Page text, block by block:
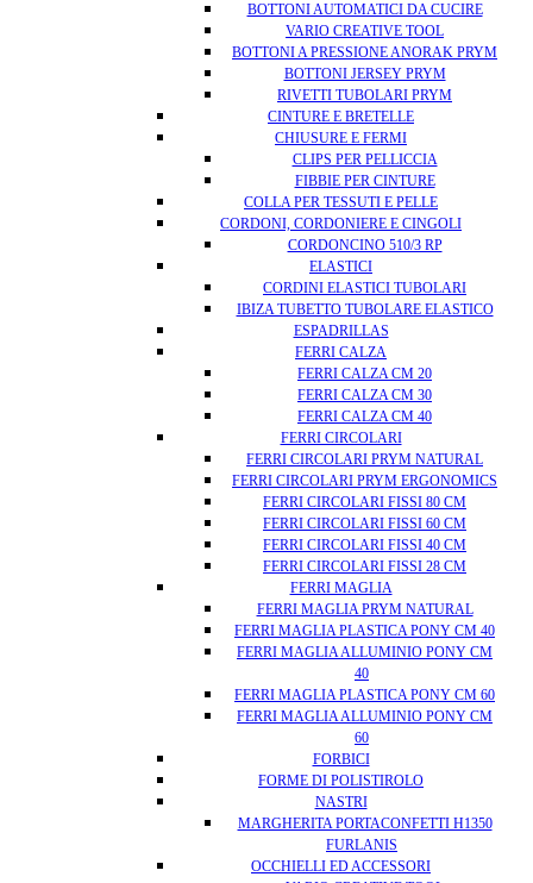
BOTTONI AUTOMATICI DA CUCIRE
VARIO CREATIVE TOOL
BOTTONI A PRESSIONE ANORAK PRYM
BOTTONI JERSEY PRYM
RIVETTI TUBOLARI PRYM
CINTURE E BRETELLE
CHIUSURE E FERMI
CLIPS PER PELLICCIA
FIBBIE PER CINTURE
COLLA PER TESSUTI E PELLE
CORDONI, CORDONIERE E CINGOLI
CORDONCINO 510/3 RP
ELASTICI
CORDINI ELASTICI TUBOLARI
IBIZA TUBETTO TUBOLARE ELASTICO
ESPADRILLAS
FERRI CALZA
FERRI CALZA CM 20
FERRI CALZA CM 30
FERRI CALZA CM 40
FERRI CIRCOLARI
FERRI CIRCOLARI PRYM NATURAL
FERRI CIRCOLARI PRYM ERGONOMICS
FERRI CIRCOLARI FISSI 80 CM
FERRI CIRCOLARI FISSI 60 CM
FERRI CIRCOLARI FISSI 40 CM
FERRI CIRCOLARI FISSI 28 CM
FERRI MAGLIA
FERRI MAGLIA PRYM NATURAL
FERRI MAGLIA PLASTICA PONY CM 40
FERRI MAGLIA ALLUMINIO PONY CM
40
FERRI MAGLIA PLASTICA PONY CM 60
FERRI MAGLIA ALLUMINIO PONY CM
60
FORBICI
FORME DI POLISTIROLO
NASTRI
MARGHERITA PORTACONFETTI H1350
FURLANIS
OCCHIELLI ED ACCESSORI